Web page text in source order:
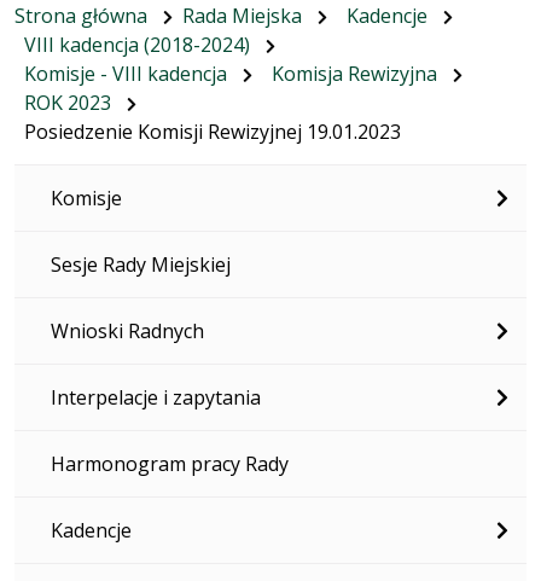
Strona główna Rada Miejska
Kadencje
VIII kadencja (2018-2024)
Komisje - VIII kadencja
Komisja Rewizyjna
ROK 2023
Posiedzenie Komisji Rewizyjnej 19.01.2023
Komisje
Sesje Rady Miejskiej
Wnioski Radnych
Interpelacje i zapytania
Harmonogram pracy Rady
Kadencje